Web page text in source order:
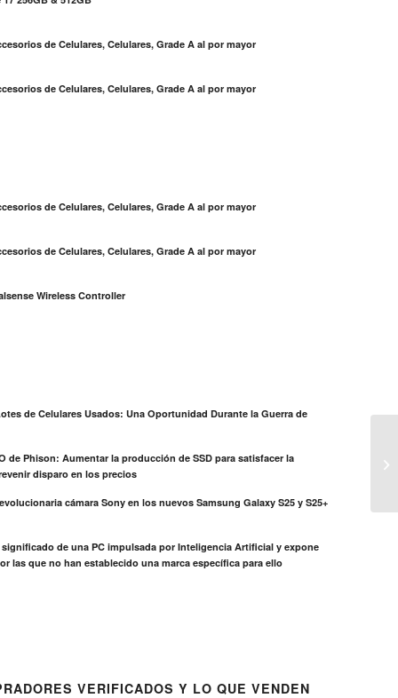
de Celulares, Celulares, Grade A al por mayor
de Celulares, Celulares, Grade A al por mayor
de Celulares, Celulares, Grade A al por mayor
de Celulares, Celulares, Grade A al por mayor
Wireless Controller
de Celulares Usados: Una Oportunidad Durante la Guerra de
de Phison: Aumentar la producción de SSD para satisfacer la
disparo en los precios
cámara Sony en los nuevos Samsung Galaxy S25 y S25+
significado de una PC impulsada por Inteligencia Artificial y expone
las que no han establecido una marca específica para ello
VERIFICADOS Y LO QUE VENDEN